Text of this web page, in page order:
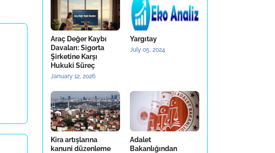
Araç Değer Kaybı
Davaları: Sigorta
Şirketine Karşı
Hukuki Süreç
January 12, 2026
Yargıtay
July 05, 2024
Kira artışlarına
kanuni düzenleme
Adalet
Bakanlığından